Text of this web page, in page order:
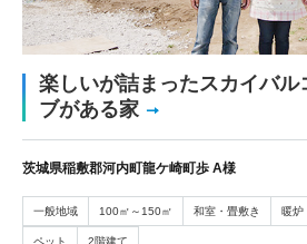
楽しいが詰まったスカイバル
ブがある家
茨城県稲敷郡河内町龍ケ崎町歩 A様
一般地域 100㎡～150㎡ 和室・畳敷き 暖炉
ペット 2階建て